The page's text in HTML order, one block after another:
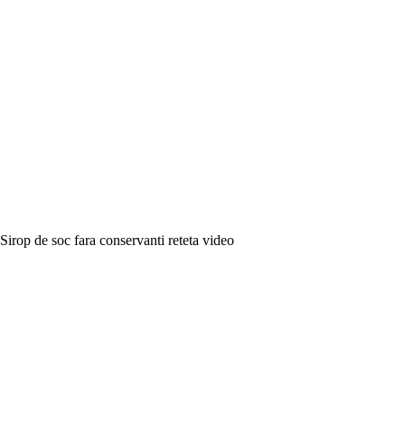
Sirop de soc fara conservanti reteta video